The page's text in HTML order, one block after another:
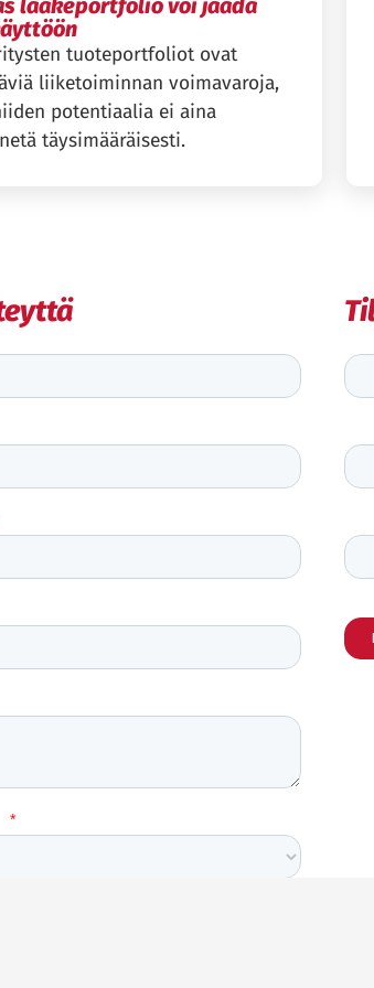
tuoteportfoliot ovat
liiketoiminnan voimavaroja,
potentiaalia ei aina
täysimääräisesti.